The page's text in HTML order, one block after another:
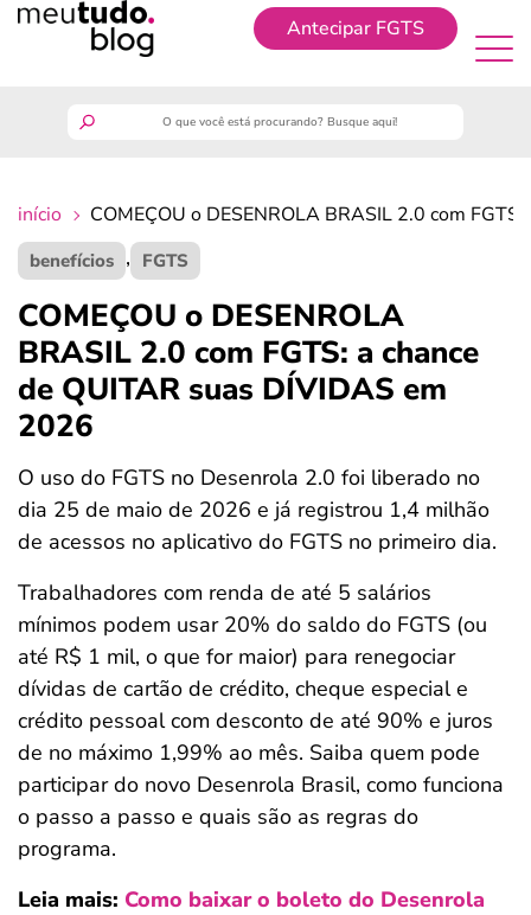
Antecipar FGTS
Antecipar FGTS
guia do trabalhador
finanças
benefícios
crédito fácil
últimas notícias
ferramentas
início COMEÇOU o DESENROLA BRASIL 2.0 com
benefícios , FGTS
COMEÇOU o DESENROLA
BRASIL 2.0 com FGTS: a chance
de QUITAR suas DÍVIDAS em
2026
O uso do FGTS no Desenrola 2.0 foi liberado no
dia 25 de maio de 2026 e já registrou 1,4 milhão
de acessos no aplicativo do FGTS no primeiro dia.
Trabalhadores com renda de até 5 salários
mínimos podem usar 20% do saldo do FGTS (ou
até R$ 1 mil, o que for maior) para renegociar
dívidas de cartão de crédito, cheque especial e
crédito pessoal com desconto de até 90% e juros
de no máximo 1,99% ao mês. Saiba quem pode
participar do novo Desenrola Brasil, como funciona
o passo a passo e quais são as regras do
programa.
Leia mais: Como baixar o boleto do Desenrola